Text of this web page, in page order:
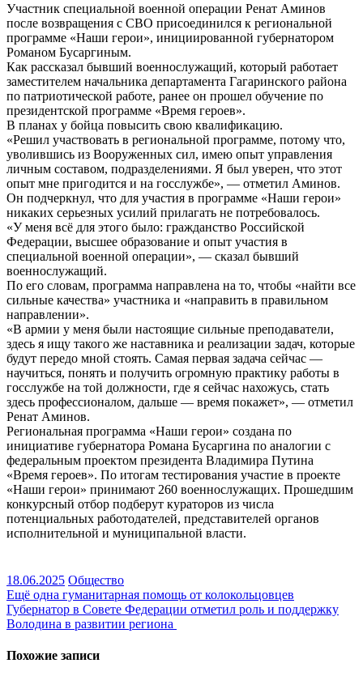
Участник специальной военной операции Ренат Аминов
после возвращения с СВО присоединился к региональной
программе «Наши герои», инициированной губернатором
Романом Бусаргиным.
Как рассказал бывший военнослужащий, который работает
заместителем начальника департамента Гагаринского района
по патриотической работе, ранее он прошел обучение по
президентской программе «Время героев».
В планах у бойца повысить свою квалификацию.
«Решил участвовать в региональной программе, потому что,
уволившись из Вооруженных сил, имею опыт управления
личным составом, подразделениями. Я был уверен, что этот
опыт мне пригодится и на госслужбе», — отметил Аминов.
Он подчеркнул, что для участия в программе «Наши герои»
никаких серьезных усилий прилагать не потребовалось.
«У меня всё для этого было: гражданство Российской
Федерации, высшее образование и опыт участия в
специальной военной операции», — сказал бывший
военнослужащий.
По его словам, программа направлена на то, чтобы «найти все
сильные качества» участника и «направить в правильном
направлении».
«В армии у меня были настоящие сильные преподаватели,
здесь я ищу такого же наставника и реализации задач, которые
будут передо мной стоять. Самая первая задача сейчас —
научиться, понять и получить огромную практику работы в
госслужбе на той должности, где я сейчас нахожусь, стать
здесь профессионалом, дальше — время покажет», — отметил
Ренат Аминов.
Региональная программа «Наши герои» создана по
инициативе губернатора Романа Бусаргина по аналогии с
федеральным проектом президента Владимира Путина
«Время героев». По итогам тестирования участие в проекте
«Наши герои» принимают 260 военнослужащих. Прошедшим
конкурсный отбор подберут кураторов из числа
потенциальных работодателей, представителей органов
исполнительной и муниципальной власти.
18.06.2025 Общество
Навигация
по
Ещё одна гуманитарная помощь от колокольцовцев
Губернатор в Совете Федерации отметил роль и поддержку
Володина в развитии региона
Похожие записи